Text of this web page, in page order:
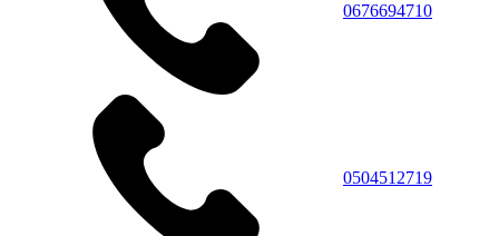
0676694710
0504512719